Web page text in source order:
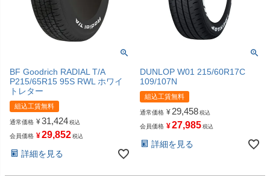
BF Goodrich RADIAL T/A
P215/65R15 95S RWL ホワイ
トレター
組込工賃無料
通常価格 ¥31,424 税込
会員価格 ¥29,852 税込
詳細を見る
DUNLOP W01 215/60R17C
109/107N
組込工賃無料
通常価格 ¥ 29,458 税込
会員価格 ¥27,985 税込
詳細を見る